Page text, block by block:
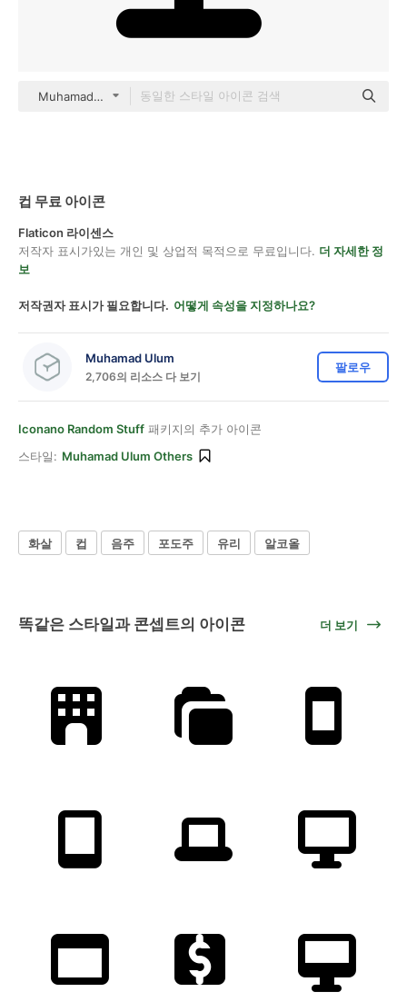
Muhamad Ulum Others
컵 무료 아이콘
Flaticon 라이센스
저작자 표시가있는 개인 및 상업적 목적으로 무료입니다. 더 자세한 정
보
저작권자 표시가 필요합니다. 어떻게 속성을 지정하나요?
Muhamad Ulum
2,706의 리소스 다 보기
팔로우
Iconano Random Stuff 패키지의 추가 아이콘
스타일: Muhamad Ulum Others
화살 컵 음주 포도주 유리 알코올
똑같은 스타일과 콘셉트의 아이콘 더 보기